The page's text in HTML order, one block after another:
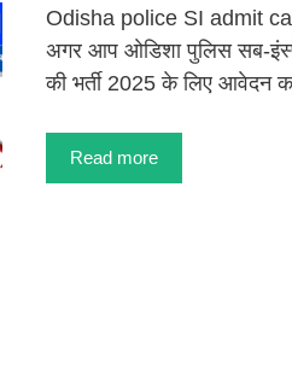
Odisha police SI admit
अगर आप ओडिशा पुलिस सब-
की भर्ती 2025 के लिए
Read more